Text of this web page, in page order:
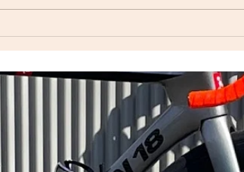
Index ウェットスーツ（オー